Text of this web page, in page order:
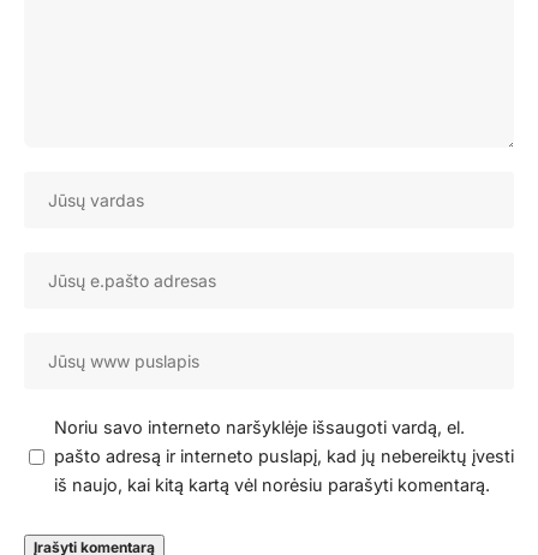
Noriu savo interneto naršyklėje išsaugoti vardą, el.
pašto adresą ir interneto puslapį, kad jų nebereiktų įvesti
iš naujo, kai kitą kartą vėl norėsiu parašyti komentarą.